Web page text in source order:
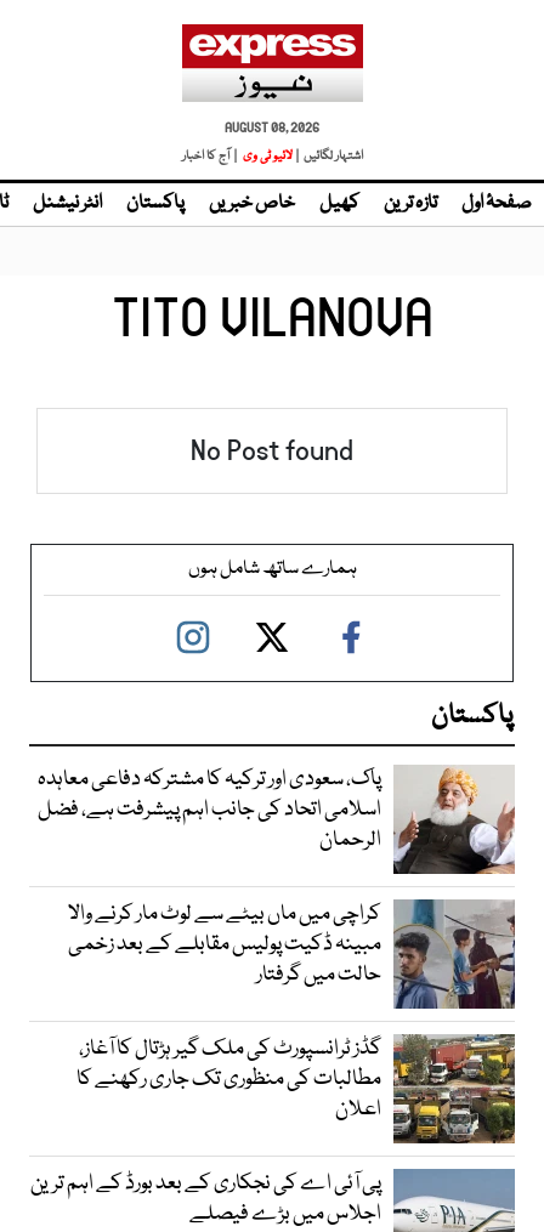
AUGUST 08, 2026
اشتہار لگائیں |
| آج کا اخبار
صفحۂ اول تازہ ترین کھیل خاص خبریں پاکستان انٹر نیشنل
TITO VILANOVA
No Post found
ہمارے ساتھ شامل ہوں
پاکستان
پاک، سعودی اور ترکیہ کا مشترکہ دفاعی معاہدہ
اسلامی اتحاد کی جانب اہم پیشرفت ہے، فضل
الرحمان
کراچی میں ماں بیٹے سے لوٹ مار کرنے والا
مبینہ ڈکیت پولیس مقابلے کے بعد زخمی
حالت میں گرفتار
گڈز ٹرانسپورٹ کی ملک گیر ہڑتال کا آغاز،
مطالبات کی منظوری تک جاری رکھنے کا
اعلان
پی آئی اے کی نجکاری کے بعد بورڈ کے اہم ترین
اجلاس میں بڑے فیصلے